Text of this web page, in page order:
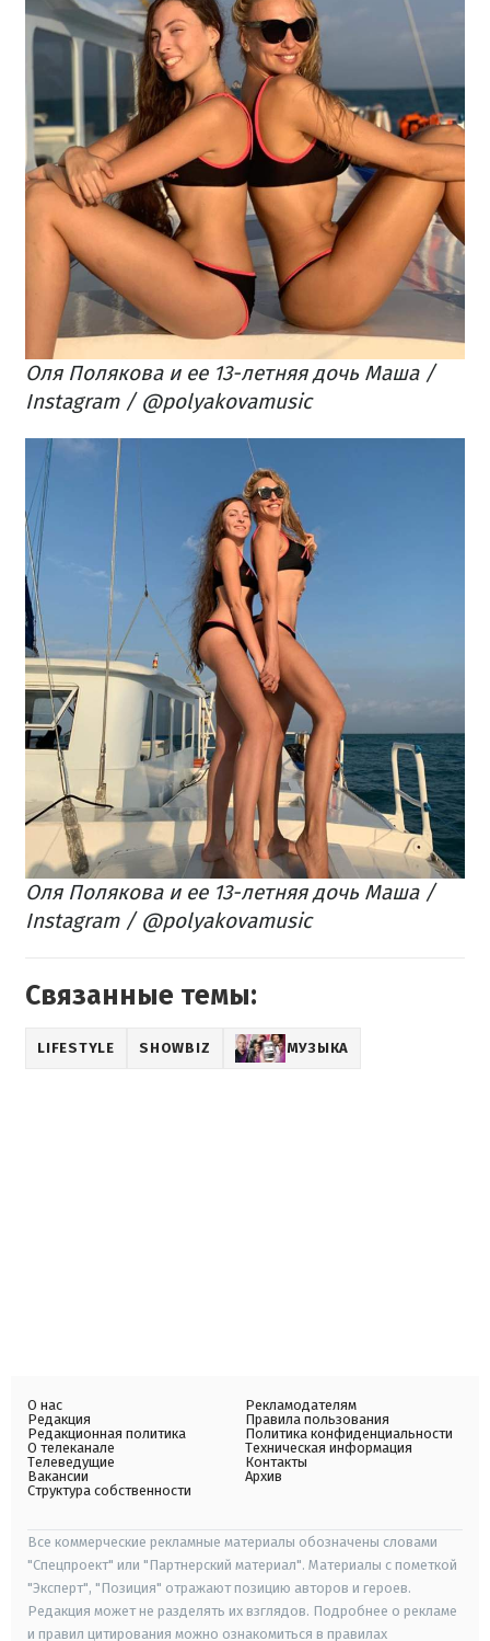
Оля Полякова и ее 13-летняя дочь Маша /
Instagram / @polyakovamusic
Оля Полякова и ее 13-летняя дочь Маша /
Instagram / @polyakovamusic
Связанные темы:
LIFESTYLE SHOWBIZ МУЗЫКА
О нас
Редакция
Редакционная политика
О телеканале
Телеведущие
Вакансии
Структура собственности
Рекламодателям
Правила пользования
Политика конфиденциальности
Техническая информация
Контакты
Архив
Все коммерческие рекламные материалы обозначены словами
"Спецпроект" или "Партнерский материал". Материалы с пометкой
"Эксперт", "Позиция" отражают позицию авторов и героев.
Редакция может не разделять их взглядов. Подробнее о рекламе
и правил цитирования можно ознакомиться в правилах